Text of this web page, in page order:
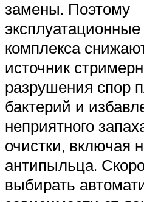
замены. Поэтому
комплекса
источник
разрушения спор
бактерий и
неприятного
очистки, включая
антипыльца.
выбирать